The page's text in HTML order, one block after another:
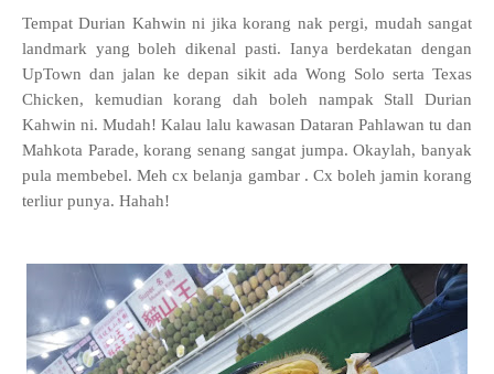
Tempat Durian Kahwin ni jika korang nak pergi, mudah sangat
landmark yang boleh dikenal pasti. Ianya berdekatan dengan
UpTown dan jalan ke depan sikit ada Wong Solo serta Texas
Chicken, kemudian korang dah boleh nampak Stall Durian
Kahwin ni. Mudah! Kalau lalu kawasan Dataran Pahlawan tu dan
Mahkota Parade, korang senang sangat jumpa. Okaylah, banyak
pula membebel. Meh cx belanja gambar . Cx boleh jamin korang
terliur punya. Hahah!